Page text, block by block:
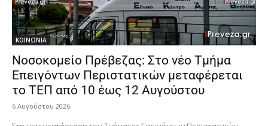
ΚΟΙΝΩΝΙΑ
Νοσοκομείο Πρέβεζας: Στο νέο Τμήμα
Επειγόντων Περιστατικών μεταφέρεται
το ΤΕΠ από 10 έως 12 Αυγούστου
6 Αυγούστου 2026